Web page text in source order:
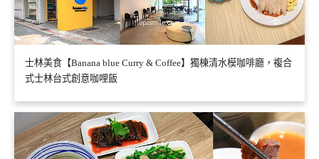
士林美食【Banana blue Curry & Coffee】獨棟清水模咖啡廳，複合
式士林台式創意咖哩飯